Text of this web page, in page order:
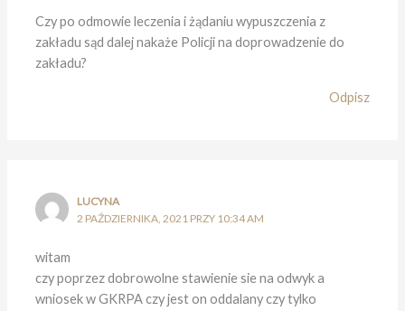
Czy po odmowie leczenia i żądaniu wypuszczenia z
zakładu sąd dalej nakaże Policji na doprowadzenie do
zakładu?
Odpisz
LUCYNA
2 PAŹDZIERNIKA, 2021 PRZY 10:34 AM
witam
czy poprzez dobrowolne stawienie sie na odwyk a
wniosek w GKRPA czy jest on oddalany czy tylko